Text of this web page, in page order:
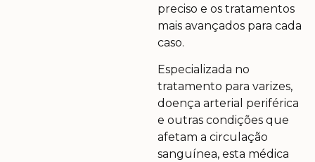
preciso e os tratamentos
mais avançados para cada
caso.
Especializada no
tratamento para varizes,
doença arterial periférica
e outras condições que
afetam a circulação
sanguínea, esta médica